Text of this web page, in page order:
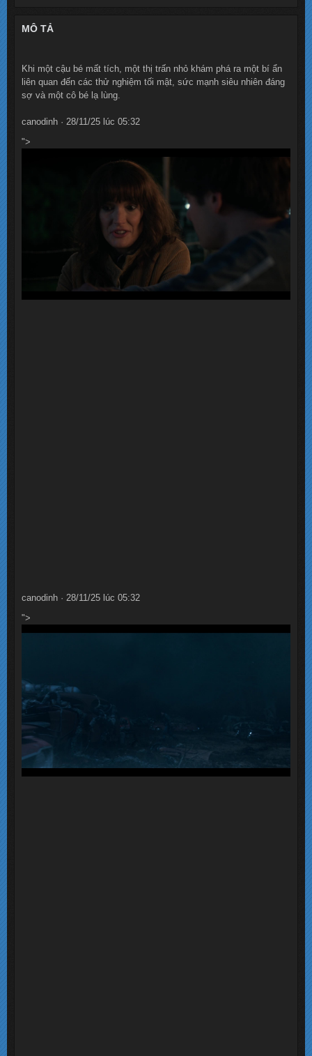
MÔ TẢ
Khi một cậu bé mất tích, một thị trấn nhỏ khám phá ra một bí ẩn
liên quan đến các thử nghiệm tối mật, sức mạnh siêu nhiên đáng
sợ và một cô bé lạ lùng.
canodinh · 28/11/25 lúc 05:32
">
canodinh · 28/11/25 lúc 05:32
">